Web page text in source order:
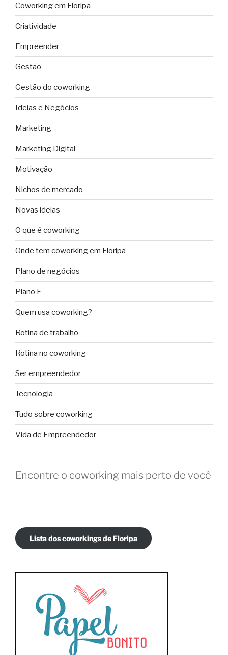
Coworking em Floripa
Criatividade
Empreender
Gestão
Gestão do coworking
Ideias e Negócios
Marketing
Marketing Digital
Motivação
Nichos de mercado
Novas ideias
O que é coworking
Onde tem coworking em Floripa
Plano de negócios
Plano E
Quem usa coworking?
Rotina de trabalho
Rotina no coworking
Ser empreendedor
Tecnologia
Tudo sobre coworking
Vida de Empreendedor
Encontre o coworking mais perto de você
Lista dos coworkings de Floripa